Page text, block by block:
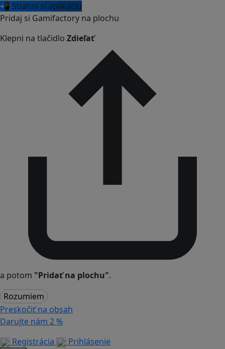
📲 Stiahni si aplikáciu
Pridaj si Gamifactory na plochu
Klepni na tlačidlo Zdieľať
a potom "Pridať na plochu".
Rozumiem
Preskočiť na obsah
Darujte nám 2 %
Registrácia
Prihlásenie